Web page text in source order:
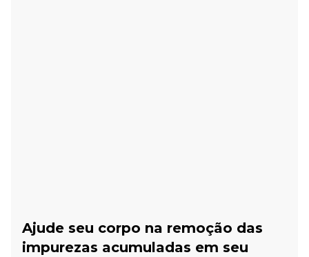
Ajude seu corpo na remoção das
impurezas acumuladas em seu